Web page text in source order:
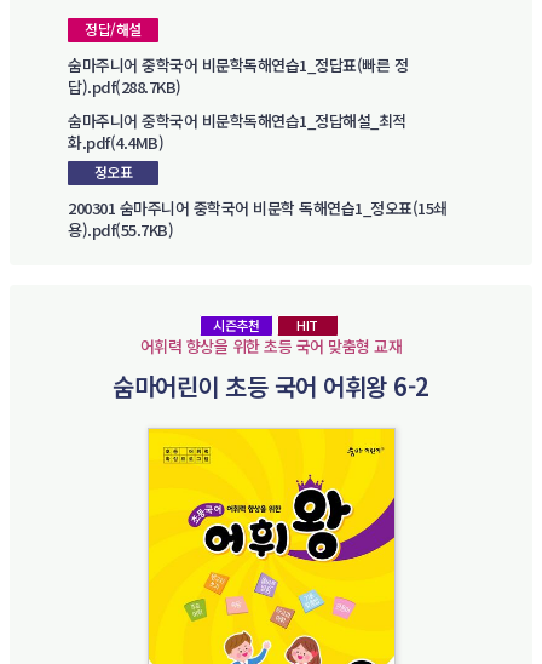
정답/해설
숨마주니어 중학국어 비문학독해연습1_정답표(빠른 정
답).pdf(288.7KB)
숨마주니어 중학국어 비문학독해연습1_정답해설_최적
화.pdf(4.4MB)
정오표
200301 숨마주니어 중학국어 비문학 독해연습1_정오표(15쇄
용).pdf(55.7KB)
시즌추천 HIT
어휘력 향상을 위한 초등 국어 맞춤형 교재
숨마어린이 초등 국어 어휘왕 6-2